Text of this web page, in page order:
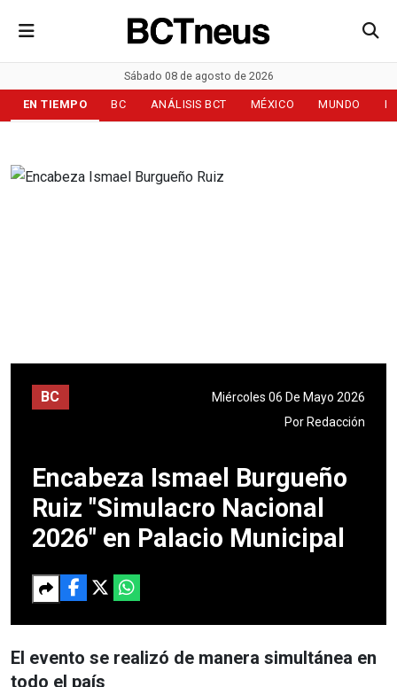
Sábado 08 de agosto de 2026
EN TIEMPO BC ANÁLISIS BCT MÉXICO MUNDO
BC
Miércoles 06 De Mayo 2026
Por Redacción
Encabeza Ismael Burgueño
Ruiz "Simulacro Nacional
2026" en Palacio Municipal
El evento se realizó de manera simultánea en
todo el país